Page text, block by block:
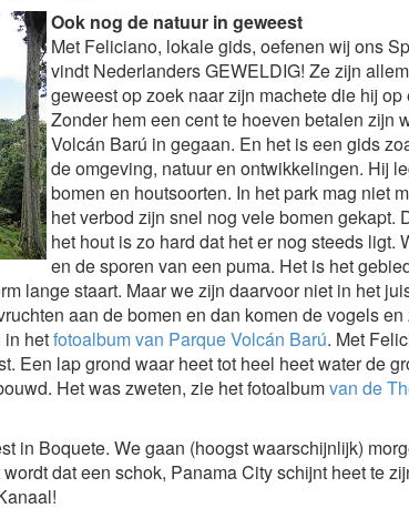
Ook nog de natuur in geweest
Met Feliciano, lokale gids, oefenen wij ons
vindt Nederlanders GEWELDIG! Ze zijn
geweest op zoek naar zijn machete die hij
Zonder hem een cent te hoeven betalen zijn
Volcán Barú in gegaan. En het is een gids
de omgeving, natuur en ontwikkelingen. Hij
bomen en houtsoorten. In het park mag niet
het verbod zijn snel nog vele bomen gekapt.
het hout is zo hard dat het er nog steeds
en de sporen van een puma. Het is het
lange staart. Maar we zijn daarvoor niet in het
aan de bomen en dan komen de vogels
in hetfotoalbum van Parque Volcán Barú. Met
Een lap grond waar heet tot heel heet water de
Het was zweten, zie het fotoalbumvan de
in Boquete. We gaan (hoogst waarschijnlijk)
dat een schok, Panama City schijnt heet te